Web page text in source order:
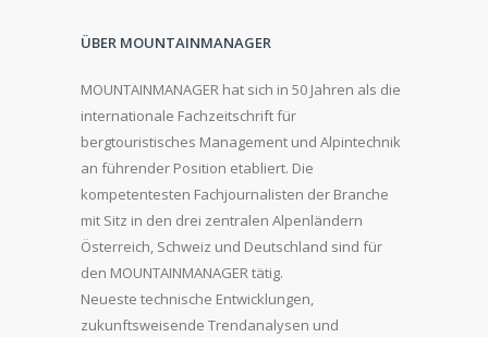
ÜBER MOUNTAINMANAGER
MOUNTAINMANAGER hat sich in 50 Jahren als die
internationale Fachzeitschrift für
bergtouristisches Management und Alpintechnik
an führender Position etabliert. Die
kompetentesten Fachjournalisten der Branche
mit Sitz in den drei zentralen Alpenländern
Österreich, Schweiz und Deutschland sind für
den MOUNTAINMANAGER tätig.
Neueste technische Entwicklungen,
zukunftsweisende Trendanalysen und